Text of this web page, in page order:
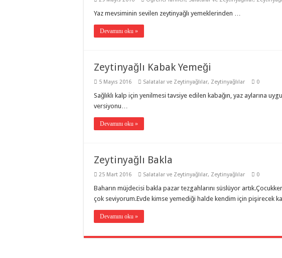
Yaz mevsiminin sevilen zeytinyağlı yemeklerinden …
Devamını oku »
Zeytinyağlı Kabak Yemeği
5 Mayıs 2016 Salatalar ve Zeytinyağlılar, Zeytinyağlılar 0
Sağlıklı kalp için yenilmesi tavsiye edilen kabağın, yaz aylarına
versiyonu…
Devamını oku »
Zeytinyağlı Bakla
25 Mart 2016 Salatalar ve Zeytinyağlılar, Zeytinyağlılar 0
Baharın müjdecisi bakla pazar tezgahlarını süslüyor
çok seviyorum.Evde kimse yemediği halde kendim için pişirecek
Devamını oku »